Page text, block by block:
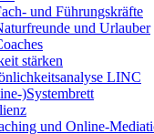
und Führungskräfte
und Urlauber
stärken
LINC
)Systembrett
und Online-